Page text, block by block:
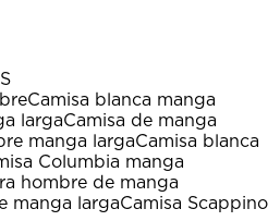
Camisa blanca manga
largaCamisa de manga
manga largaCamisa blanca
Columbia manga
hombre de manga
manga largaCamisa Scappino